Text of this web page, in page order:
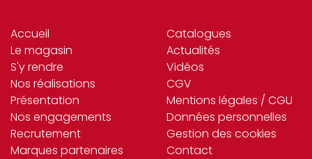
Accueil
Le magasin
S'y rendre
Nos réalisations
Présentation
Nos engagements
Recrutement
Marques partenaires
Catalogues
Actualités
Vidéos
CGV
Mentions légales / CGU
Données personnelles
Gestion des cookies
Contact